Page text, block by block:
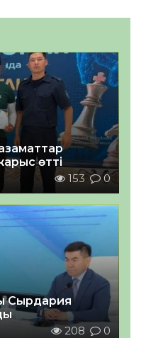
өтті
153 0
Сырдария
208 0